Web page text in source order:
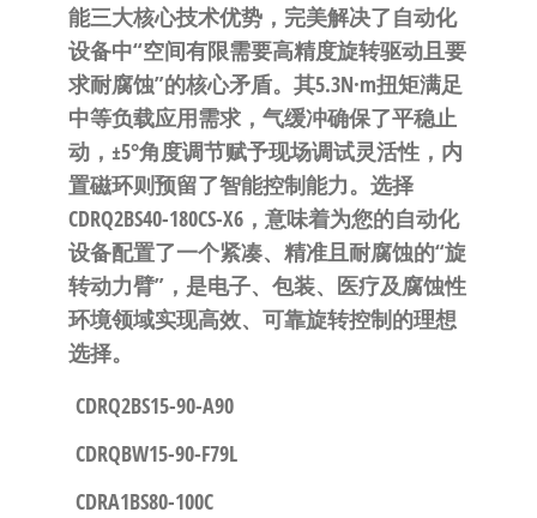
能三大核心技术优势，完美解决了自动化
设备中“空间有限需要高精度旋转驱动且要
求耐腐蚀”的核心矛盾。其5.3N·m扭矩满足
中等负载应用需求， 气缓冲确保了平稳止
动， ±5°角度调节赋予现场调试灵活性， 内
置磁环则预留了智能控制能力。选择
CDRQ2BS40-180CS-X6，意味着为您的自动化
设备配置了一个紧凑、精准且耐腐蚀的“旋
转动力臂”，是电子、包装、医疗及腐蚀性
环境领域实现高效、可靠旋转控制的理想
选择。
CDRQ2BS15-90-A90
CDRQBW15-90-F79L
CDRA1BS80-100C